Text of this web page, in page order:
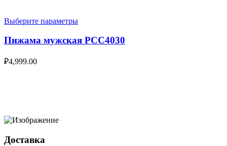
Выберите параметры
Пижама мужская PCC4030
₽4,999.00
Доставка